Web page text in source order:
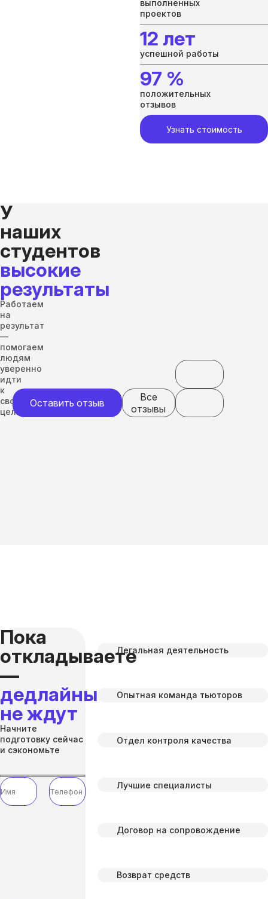
выполненных
проектов
12 лет
успешной работы
97 %
положительных
отзывов
Узнать стоимость
У
наших
студентов
высокие
результаты
Работаем
на
результат
—
помогаем
людям
уверенно
идти
к
своим
целям
Оставить отзыв
Все
отзывы
Пока
откладываете
—
дедлайны
не ждут
Начните
подготовку сейчас
и сэкономьте
Легальная деятельность
Опытная команда тьюторов
Отдел контроля качества
Лучшие специалисты
Договор на сопровождение
Возврат средств